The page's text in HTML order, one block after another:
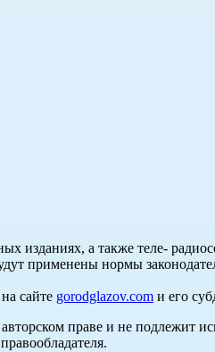
изданиях, а также теле-
применены нормы
сайте gorodglazov.com и его
праве и не подлежит